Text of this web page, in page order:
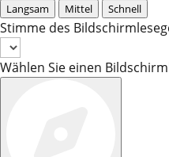
Langsam Mittel Schnell
Stimme des
Wählen Sie einen